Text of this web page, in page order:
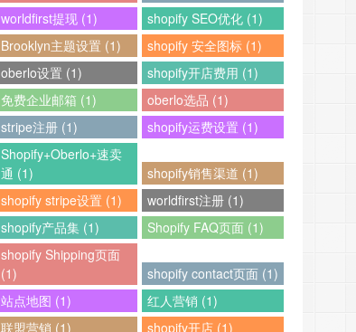
worldfirst提现 (1)
shopify SEO优化 (1)
Brooklyn主题设置 (1)
shopify 安全图标 (1)
oberlo设置 (1)
shopify开店费用 (1)
免费企业邮箱 (1)
oberlo选品 (1)
stripe注册 (1)
shopify运费设置 (1)
Shopify+Oberlo+速卖
通 (1)
shopify销售渠道 (1)
shopify stripe设置 (1)
worldfirst注册 (1)
shopify产品集 (1)
Shopify FAQ页面 (1)
shopify Shipping页面
(1)
shopify contact页面 (1)
站点地图 (1)
红人营销 (1)
联盟营销 (1)
shopify开店 (1)